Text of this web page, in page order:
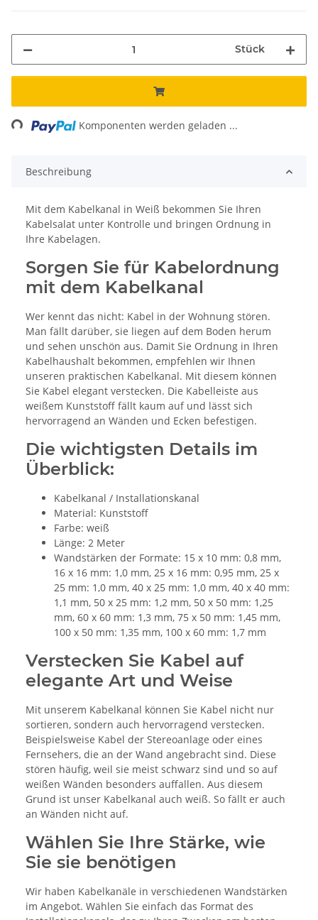
Stück
Komponenten werden geladen ...
Beschreibung
Mit dem Kabelkanal in Weiß bekommen Sie Ihren
Kabelsalat unter Kontrolle und bringen Ordnung in
Ihre Kabelagen.
Sorgen Sie für Kabelordnung
mit dem Kabelkanal
Wer kennt das nicht: Kabel in der Wohnung stören.
Man fällt darüber, sie liegen auf dem Boden herum
und sehen unschön aus. Damit Sie Ordnung in Ihren
Kabelhaushalt bekommen, empfehlen wir Ihnen
unseren praktischen Kabelkanal. Mit diesem können
Sie Kabel elegant verstecken. Die Kabelleiste aus
weißem Kunststoff fällt kaum auf und lässt sich
hervorragend an Wänden und Ecken befestigen.
Die wichtigsten Details im
Überblick:
Kabelkanal / Installationskanal
Material: Kunststoff
Farbe: weiß
Länge: 2 Meter
Wandstärken der Formate: 15 x 10 mm: 0,8 mm,
16 x 16 mm: 1,0 mm, 25 x 16 mm: 0,95 mm, 25 x
25 mm: 1,0 mm, 40 x 25 mm: 1,0 mm, 40 x 40 mm:
1,1 mm, 50 x 25 mm: 1,2 mm, 50 x 50 mm: 1,25
mm, 60 x 60 mm: 1,3 mm, 75 x 50 mm: 1,45 mm,
100 x 50 mm: 1,35 mm, 100 x 60 mm: 1,7 mm
Verstecken Sie Kabel auf
elegante Art und Weise
Mit unserem Kabelkanal können Sie Kabel nicht nur
sortieren, sondern auch hervorragend verstecken.
Beispielsweise Kabel der Stereoanlage oder eines
Fernsehers, die an der Wand angebracht sind. Diese
stören häufig, weil sie meist schwarz sind und so auf
weißen Wänden besonders auffallen. Aus diesem
Grund ist unser Kabelkanal auch weiß. So fällt er auch
an Wänden nicht auf.
Wählen Sie Ihre Stärke, wie
Sie sie benötigen
Wir haben Kabelkanäle in verschiedenen Wandstärken
im Angebot. Wählen Sie einfach das Format des